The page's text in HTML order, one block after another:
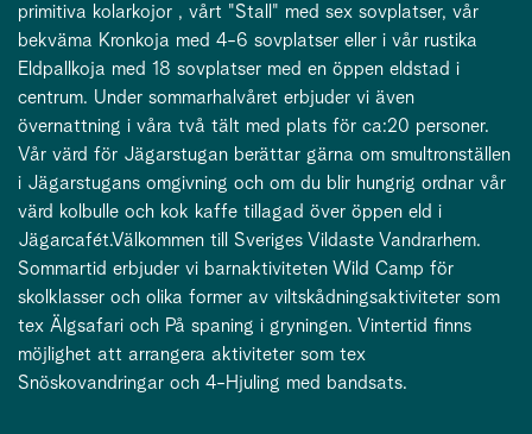
primitiva kolarkojor , vårt "Stall" med sex sovplatser, vår
bekväma Kronkoja med 4-6 sovplatser eller i vår rustika
Eldpallkoja med 18 sovplatser med en öppen eldstad i
centrum. Under sommarhalvåret erbjuder vi även
övernattning i våra två tält med plats för ca:20 personer.
Vår värd för Jägarstugan berättar gärna om smultronställen
i Jägarstugans omgivning och om du blir hungrig ordnar vår
värd kolbulle och kok kaffe tillagad över öppen eld i
Jägarcafét.Välkommen till Sveriges Vildaste Vandrarhem.
Sommartid erbjuder vi barnaktiviteten Wild Camp för
skolklasser och olika former av viltskådningsaktiviteter som
tex Älgsafari och På spaning i gryningen. Vintertid finns
möjlighet att arrangera aktiviteter som tex
Snöskovandringar och 4-Hjuling med bandsats.